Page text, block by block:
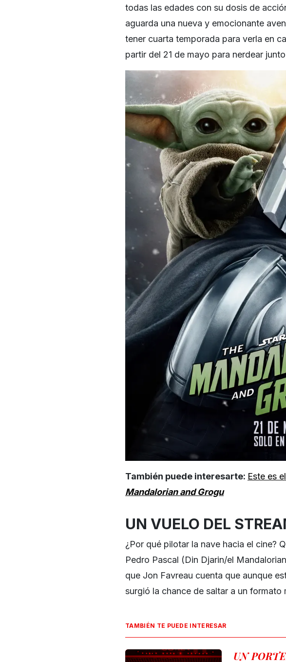
todas las edades con su dosis de
aguarda una nueva y emocionante
tener cuarta temporada para verla en
partir del 21 de mayo para nerdear
También puede interesarte: Este es
Mandalorian and Grogu
UN VUELO DEL
¿Por qué pilotar la nave hacia el cine?
Pedro Pascal (Din Djarin/el
que Jon Favreau cuenta que aunque
surgió la chance de saltar a un
TAMBIÉN TE PUEDE INTERESAR
UN